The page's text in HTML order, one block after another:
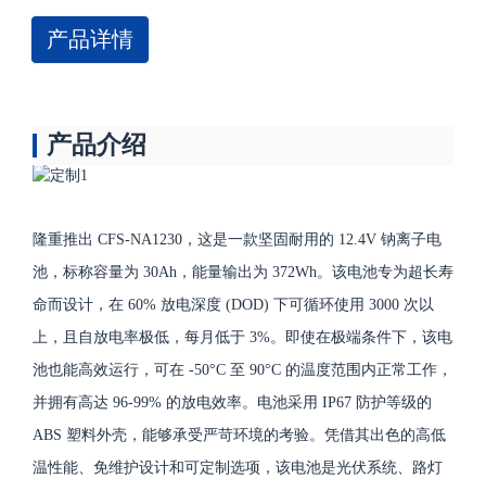
产品详情
产品介绍
隆重推出 CFS-NA1230，这是一款坚固耐用的 12.4V 钠离子电
池，标称容量为 30Ah，能量输出为 372Wh。该电池专为超长寿
命而设计，在 60% 放电深度 (DOD) 下可循环使用 3000 次以
上，且自放电率极低，每月低于 3%。即使在极端条件下，该电
池也能高效运行，可在 -50°C 至 90°C 的温度范围内正常工作，
并拥有高达 96-99% 的放电效率。电池采用 IP67 防护等级的
ABS 塑料外壳，能够承受严苛环境的考验。凭借其出色的高低
温性能、免维护设计和可定制选项，该电池是光伏系统、路灯